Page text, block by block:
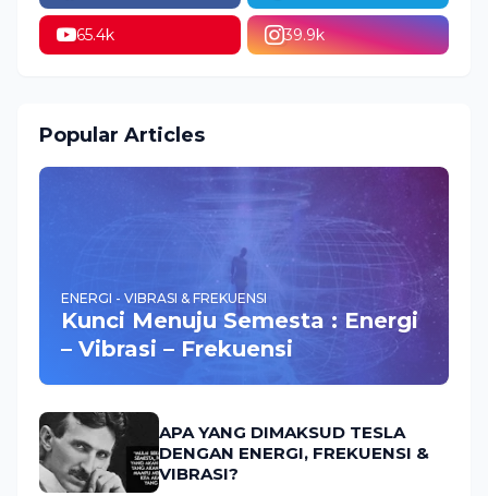
65.4k 39.9k
Popular Articles
ENERGI - VIBRASI & FREKUENSI
Kunci Menuju Semesta : Energi
– Vibrasi – Frekuensi
APA YANG DIMAKSUD TESLA
DENGAN ENERGI, FREKUENSI &
VIBRASI?